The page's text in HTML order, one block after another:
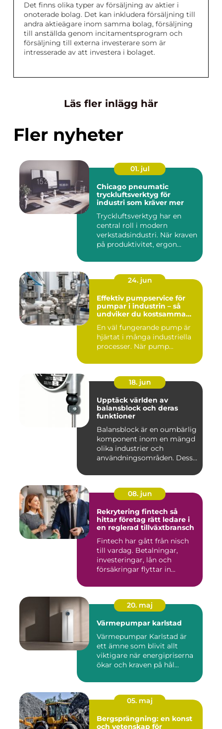
Det finns olika typer av försäljning av aktier i
onoterade bolag. Det kan inkludera försäljning till
andra aktieägare inom samma bolag, försäljning
till anställda genom incitamentsprogram och
försäljning till externa investerare som är
intresserade av att investera i bolaget.
Läs fler inlägg här
Fler nyheter
01. jul
Chicago pneumatic
tryckluftsverktyg för
industri som kräver mer
Tryckluftsverktyg har en
central roll i modern
verkstadsindustri. När kraven
på produktivitet, ergon...
24. jun
Effektiv pumpservice för
pumpar i industrin – så
undviker du kostsamma
En väl fungerande pump är
hjärtat i många industriella
processer. När pump...
18. jun
Upptäck världen av
balansblock och deras
funktioner
Balansblock är en oumbärlig
komponent inom en mängd
olika industrier och
användningsområden. Dessa
08. jun
Rekrytering fintech så
hittar företag rätt ledare i
en reglerad tillväxtbransch
Fintech har gått från nisch
till vardag. Betalningar,
investeringar, lån och
försäkringar flyttar in...
20. maj
Värmepumpar karlstad
Värmepumpar Karlstad är
ett ämne som blivit allt
viktigare när energipriserna
ökar och kraven på hål...
05. maj
Bergsprängning: en konst
och vetenskap för